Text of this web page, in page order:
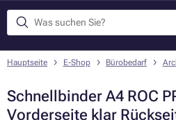
Hauptseite E-Shop Bürobedarf
Schnellbinder A4 ROC
Vorderseite klar